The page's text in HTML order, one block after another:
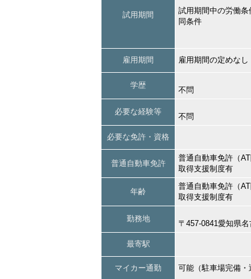
試用期間
試用期間中の労働条
同条件
雇用期間 雇用期間の定めなし
学歴
不問
必要な経験等
不問
必要な免許・資格
普通自動車免許
普通自動車免許（AT
取得支援制度有
年齢
普通自動車免許（AT
取得支援制度有
勤務地
〒457-0841愛知県
最寄駅
マイカー通勤 可能（駐車場完備・